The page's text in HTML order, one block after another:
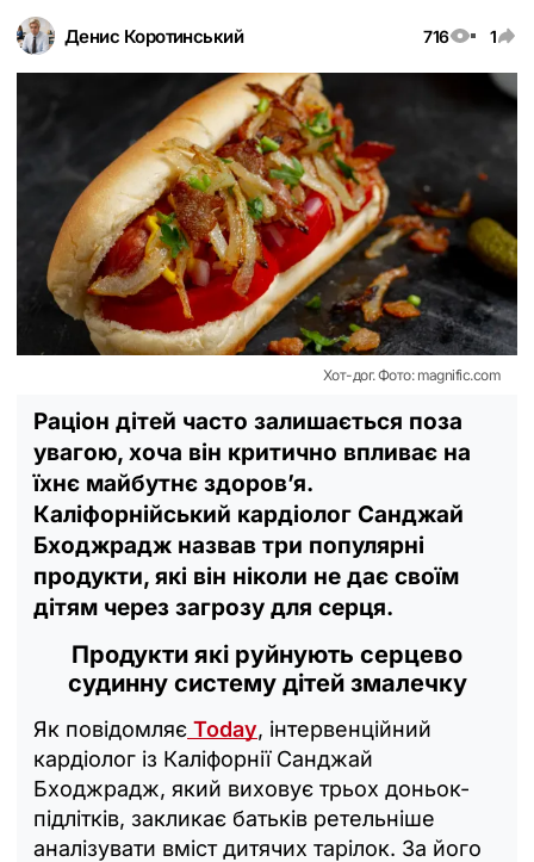
Денис Коротинський 716 1
Хот-дог. Фото: magnific.com
Раціон дітей часто залишається поза
увагою, хоча він критично впливає на
їхнє майбутнє здоров’я.
Каліфорнійський кардіолог Санджай
Бходжрадж назвав три популярні
продукти, які він ніколи не дає своїм
дітям через загрозу для серця.
Продукти які руйнують серцево
судинну систему дітей змалечку
Як повідомляє Today, інтервенційний
кардіолог із Каліфорнії Санджай
Бходжрадж, який виховує трьох доньок-
підлітків, закликає батьків ретельніше
аналізувати вміст дитячих тарілок. За його